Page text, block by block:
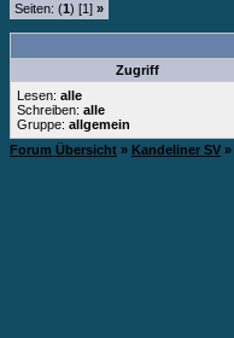
Seiten: (1) [1] »
Zugriff
Lesen: alle
Schreiben: alle
Gruppe: allgemein
Forum Übersicht » Kandeliner SV »